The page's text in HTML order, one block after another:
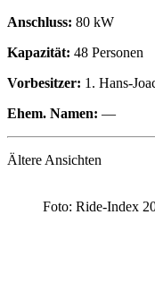
Anschluss: 80 kW
Kapazität: 48 Personen
Vorbesitzer: 1. Hans-
Ehem. Namen: —
Ältere Ansichten
Foto: Ride-Index